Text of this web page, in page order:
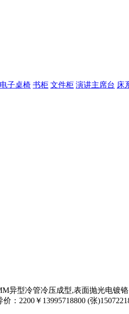
电子桌椅 书柜 文件柜 演讲主席台 床
异型冷管冷压成型,表面抛光电镀
2200￥13995718800 (张